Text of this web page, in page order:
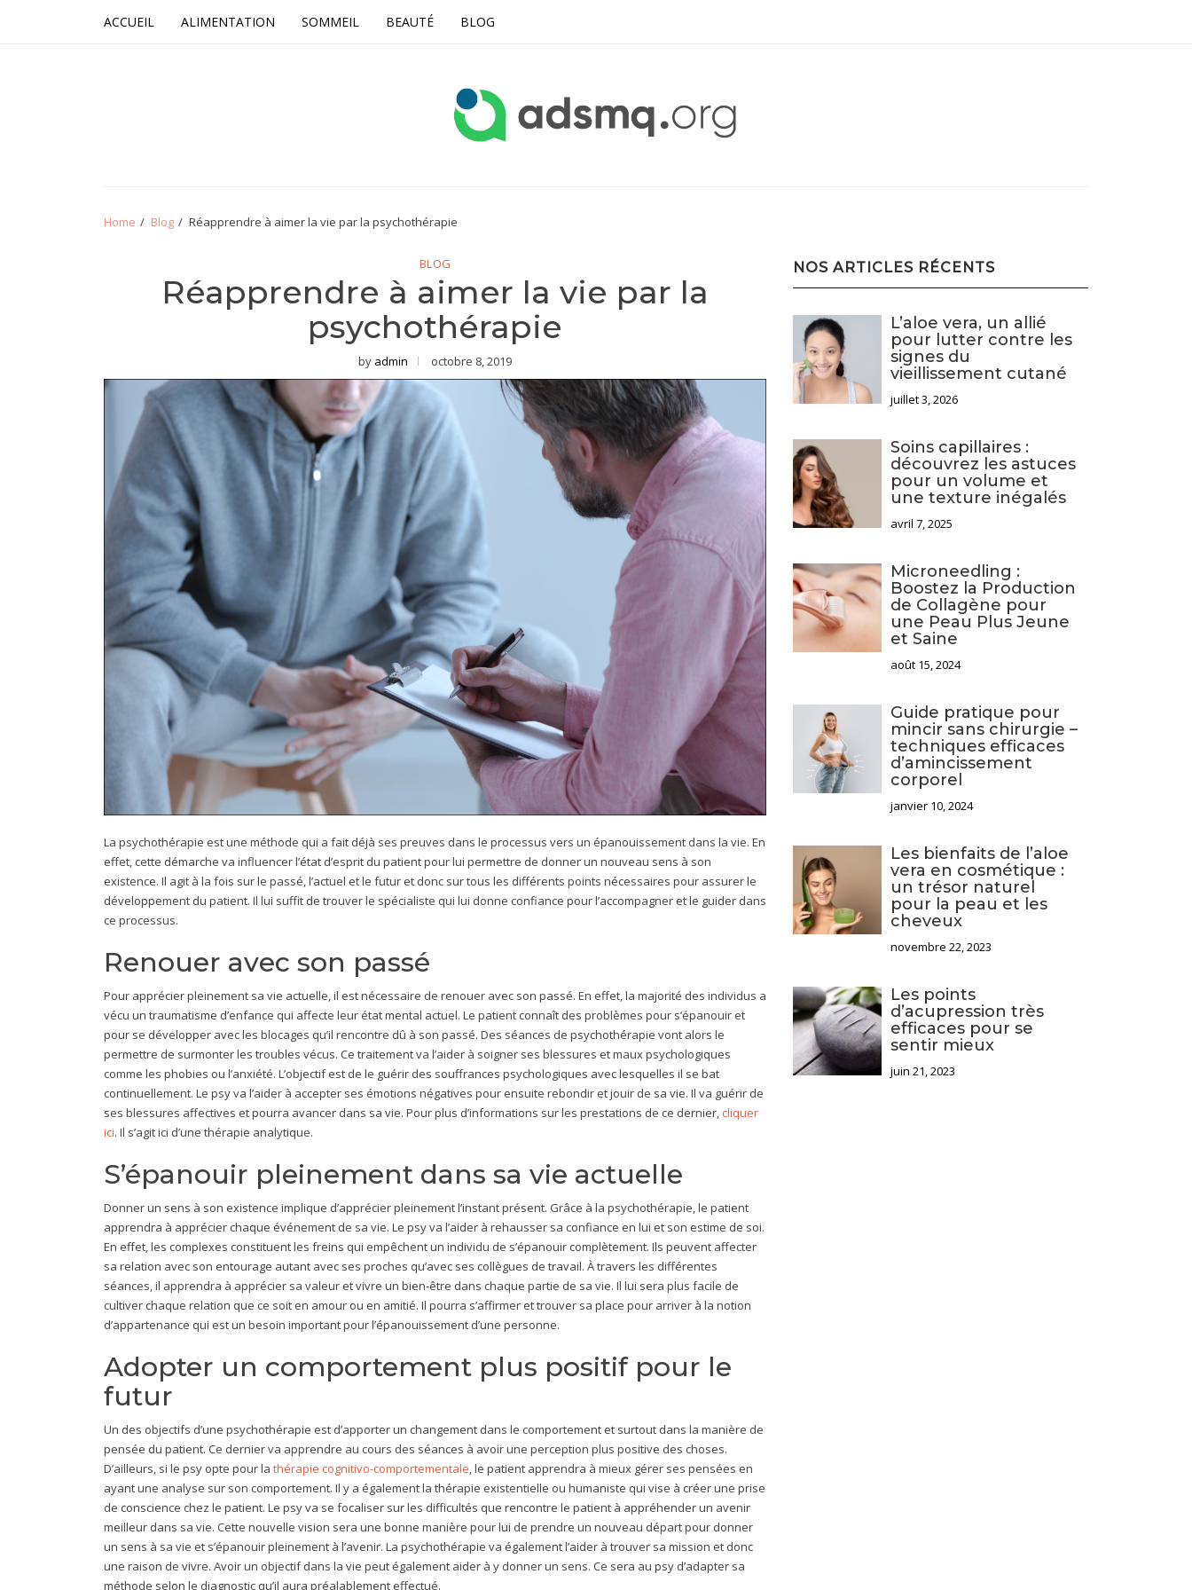
ACCUEIL ALIMENTATION SOMMEIL BEAUTÉ BLOG
Home Blog Réapprendre à aimer la vie par la psychothérapie
BLOG
Réapprendre à aimer la vie par la
psychothérapie
by admin octobre 8, 2019
La psychothérapie est une méthode qui a fait déjà ses preuves dans le processus vers un épanouissement dans la vie. En
effet, cette démarche va influencer l’état d’esprit du patient pour lui permettre de donner un nouveau sens à son
existence. Il agit à la fois sur le passé, l’actuel et le futur et donc sur tous les différents points nécessaires pour assurer le
développement du patient. Il lui suffit de trouver le spécialiste qui lui donne confiance pour l’accompagner et le guider dans
ce processus.
Renouer avec son passé
Pour apprécier pleinement sa vie actuelle, il est nécessaire de renouer avec son passé. En effet, la majorité des individus a
vécu un traumatisme d’enfance qui affecte leur état mental actuel. Le patient connaît des problèmes pour s’épanouir et
pour se développer avec les blocages qu’il rencontre dû à son passé. Des séances de psychothérapie vont alors le
permettre de surmonter les troubles vécus. Ce traitement va l’aider à soigner ses blessures et maux psychologiques
comme les phobies ou l’anxiété. L’objectif est de le guérir des souffrances psychologiques avec lesquelles il se bat
continuellement. Le psy va l’aider à accepter ses émotions négatives pour ensuite rebondir et jouir de sa vie. Il va guérir de
ses blessures affectives et pourra avancer dans sa vie. Pour plus d’informations sur les prestations de ce dernier, cliquer
ici. Il s’agit ici d’une thérapie analytique.
S’épanouir pleinement dans sa vie actuelle
Donner un sens à son existence implique d’apprécier pleinement l’instant présent. Grâce à la psychothérapie, le patient
apprendra à apprécier chaque événement de sa vie. Le psy va l’aider à rehausser sa confiance en lui et son estime de soi.
En effet, les complexes constituent les freins qui empêchent un individu de s’épanouir complètement. Ils peuvent affecter
sa relation avec son entourage autant avec ses proches qu’avec ses collègues de travail. À travers les différentes
séances, il apprendra à apprécier sa valeur et vivre un bien-être dans chaque partie de sa vie. Il lui sera plus facile de
cultiver chaque relation que ce soit en amour ou en amitié. Il pourra s’affirmer et trouver sa place pour arriver à la notion
d’appartenance qui est un besoin important pour l’épanouissement d’une personne.
Adopter un comportement plus positif pour le
futur
Un des objectifs d’une psychothérapie est d’apporter un changement dans le comportement et surtout dans la manière de
pensée du patient. Ce dernier va apprendre au cours des séances à avoir une perception plus positive des choses.
D’ailleurs, si le psy opte pour la thérapie cognitivo-comportementale, le patient apprendra à mieux gérer ses pensées en
ayant une analyse sur son comportement. Il y a également la thérapie existentielle ou humaniste qui vise à créer une prise
de conscience chez le patient. Le psy va se focaliser sur les difficultés que rencontre le patient à appréhender un avenir
meilleur dans sa vie. Cette nouvelle vision sera une bonne manière pour lui de prendre un nouveau départ pour donner
un sens à sa vie et s’épanouir pleinement à l’avenir. La psychothérapie va également l’aider à trouver sa mission et donc
une raison de vivre. Avoir un objectif dans la vie peut également aider à y donner un sens. Ce sera au psy d’adapter sa
méthode selon le diagnostic qu’il aura préalablement effectué.
NOS ARTICLES RÉCENTS
L’aloe vera, un allié
pour lutter contre les
signes du
vieillissement cutané
juillet 3, 2026
Soins capillaires :
découvrez les astuces
pour un volume et
une texture inégalés
avril 7, 2025
Microneedling :
Boostez la Production
de Collagène pour
une Peau Plus Jeune
et Saine
août 15, 2024
Guide pratique pour
mincir sans chirurgie –
techniques efficaces
d’amincissement
corporel
janvier 10, 2024
Les bienfaits de l’aloe
vera en cosmétique :
un trésor naturel
pour la peau et les
cheveux
novembre 22, 2023
Les points
d’acupression très
efficaces pour se
sentir mieux
juin 21, 2023